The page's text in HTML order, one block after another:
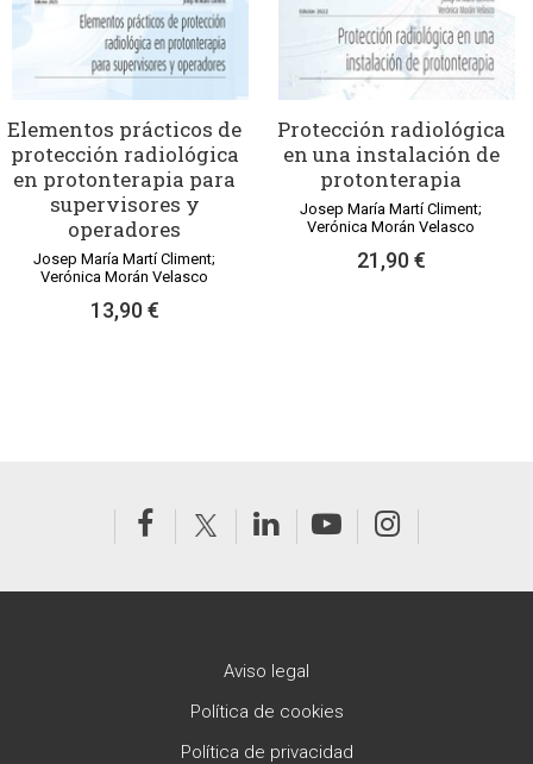
Elementos prácticos de
protección radiológica
en protonterapia para
supervisores y
operadores
Josep María Martí Climent;
Verónica Morán Velasco
13,90 €
Protección radiológica
en una instalación de
protonterapia
Josep María Martí Climent;
Verónica Morán Velasco
21,90 €
Aviso legal
Política de cookies
Política de privacidad